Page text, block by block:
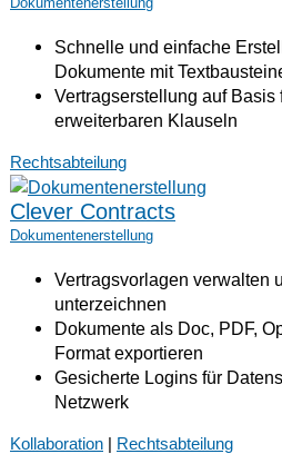
Schnelle und einfache
Dokumente mit
Vertragserstellung auf
erweiterbaren Klauseln
Rechtsabteilung
Clever Contracts
Dokumentenerstellung
Vertragsvorlagen verwalten
unterzeichnen
Dokumente als Doc, PDF,
Format exportieren
Gesicherte Logins für
Netzwerk
Kollaboration Rechtsabteilung